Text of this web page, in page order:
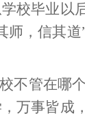
校毕业以
师，信其
不管在哪
万事皆成